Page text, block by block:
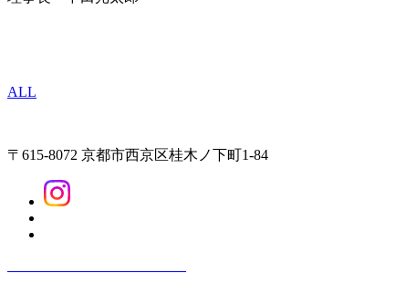
ALL
〒615-8072 京都市西京区桂木ノ下町1-84